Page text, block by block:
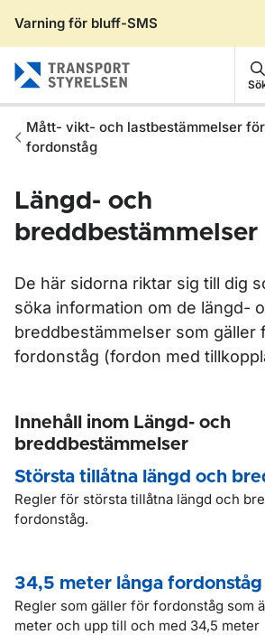
Varning för bluff-SMS
Mått- vikt- och lastbestämmelser
fordonståg
Längd- och
breddbestämmelser
De här sidorna riktar sig till dig
söka information om de längd-
breddbestämmelser som gäller
fordonståg (fordon med
Innehåll inom Längd- och
breddbestämmelser
Största tillåtna längd och
Regler för största tillåtna längd och
fordonståg.
34,5 meter långa fordonståg
Regler som gäller för fordonståg som
meter och upp till och med 34,5 meter